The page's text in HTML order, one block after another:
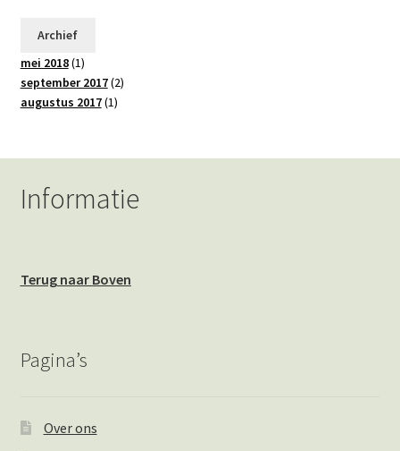
Archief
mei 2018(1)
september 2017(2)
augustus 2017(1)
Informatie
Terug naar Boven
Pagina’s
Over ons